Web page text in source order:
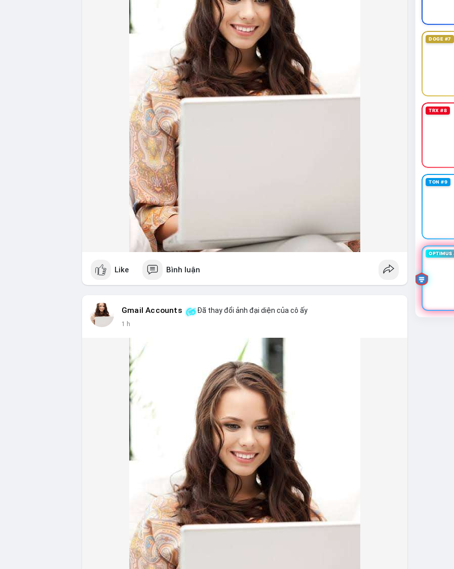
Lời khuyên từ chuyên gia: Thị trường đang trong giai đoạn tích lũy với tâm lý sợ hãi chiếm ưu
thế. Nhà đầu tư nên tránh FOMO, tập trung quản trị rủi ro và chờ đợi tín hiệu rõ ràng hơn từ
dòng vốn ETF (tuần tốt nhất kể từ tháng 4 với 1 tỷ USD) trước khi gia tăng vị thế.
Xem chi tiết các bài viết đầy đủ tại dòng thời gian của Vlike.vn!
#feargreedindex #bip110fork #brazilcryptoregulation
Like Bình luận
Gmail Accounts Đã thay đổi ảnh đại diện của cô ấy
1 h
DOGE #7
TRX #8
TON #9
OPTIMUS